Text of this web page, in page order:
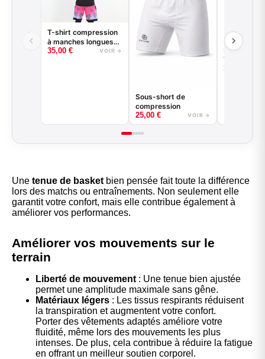
T-shirt compression
à manches longues
basketball - Good
35,00 € VOIR →
Sous-short de
compression
25,00 € VOIR →
Short de
VENICE
35,00
Une tenue de basket bien pensée fait toute la différence
lors des matchs ou entraînements. Non seulement elle
garantit votre confort, mais elle contribue également à
améliorer vos performances.
Améliorer vos mouvements sur le
terrain
Liberté de mouvement : Une tenue bien ajustée
permet une amplitude maximale sans gêne.
Matériaux légers : Les tissus respirants réduisent
la transpiration et augmentent votre confort.
Porter des vêtements adaptés améliore votre
fluidité, même lors des mouvements les plus
intenses. De plus, cela contribue à réduire la fatigue
en offrant un meilleur soutien corporel.